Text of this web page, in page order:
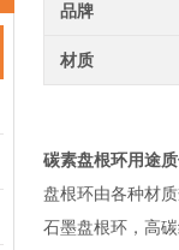
品牌
材质
碳素盘根环用途
盘根环由各种材
石墨盘根环，高